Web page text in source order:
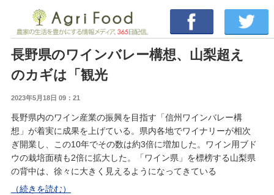
長野県のワインバレー構想、山梨超え
のカギは「観光
2023年5月18日 09：21
長野県内のワイン産業の振興を目指す「信州ワインバレー構
想」が着実に成果を上げている。県内各地でワイナリーが相次
ぎ開業し、この10年でその数は約3倍に増加した。ワイン用ブド
ウの栽培面積も2倍に拡大した。「ワイン県」を標榜する山梨県
の背中は、徐々に大きく見えるようになってきている
（続きを読む）